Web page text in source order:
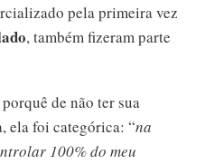
pela primeira vez
, também fizeram parte
de não ter sua
ela foi categórica: “na
100% do meu